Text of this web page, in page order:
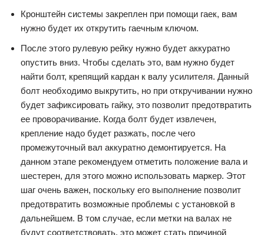
Кронштейн системы закреплен при помощи гаек, вам
нужно будет их открутить гаечным ключом.
После этого рулевую рейку нужно будет аккуратно
опустить вниз. Чтобы сделать это, вам нужно будет
найти болт, крепящий кардан к валу усилителя. Данный
болт необходимо выкрутить, но при откручивании нужно
будет зафиксировать гайку, это позволит предотвратить
ее проворачивание. Когда болт будет извлечен,
крепление надо будет разжать, после чего
промежуточный вал аккуратно демонтируется. На
данном этапе рекомендуем отметить положение вала и
шестерен, для этого можно использовать маркер. Этот
шаг очень важен, поскольку его выполнение позволит
предотвратить возможные проблемы с установкой в
дальнейшем. В том случае, если метки на валах не
будут соответствовать, это может стать причиной